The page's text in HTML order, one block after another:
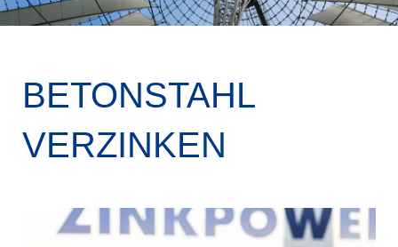
BETONSTAHL
VERZINKEN